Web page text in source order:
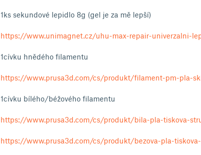
1ks sekundové lepidlo 8g (gel je za mě lepší)
https://www.unimagnet.cz/uhu-max-repair-univerzalni-
1cívku hnědého filamentu
https://www.prusa3d.com/cs/produkt/filament-pm-pla-
1cívku bílého/béžového filamentu
https://www.prusa3d.com/cs/produkt/bila-pla-tiskova-
https://www.prusa3d.com/cs/produkt/bezova-pla-